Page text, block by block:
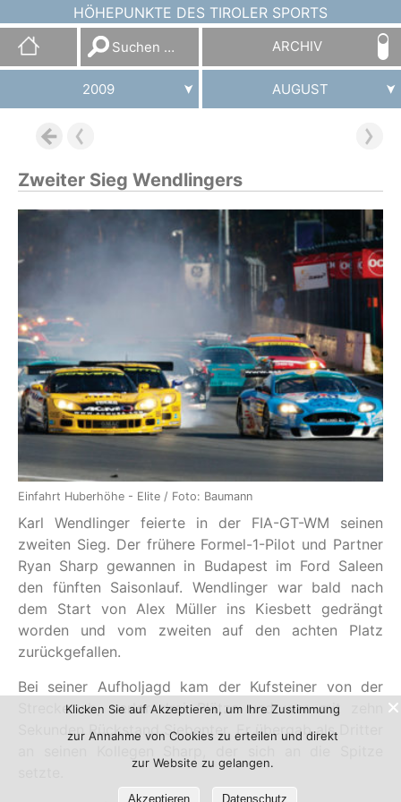
HÖHEPUNKTE DES TIROLER SPORTS
Suchen
nach:
ARCHIV
2009 AUGUST
Zweiter Sieg Wendlingers
Einfahrt Huberhöhe - Elite / Foto: Baumann
Karl Wendlinger feierte in der FIA-GT-WM seinen
zweiten Sieg. Der frühere Formel-1-Pilot und Partner
Ryan Sharp gewannen in Budapest im Ford Saleen
den fünften Saisonlauf. Wendlinger war bald nach
dem Start von Alex Müller ins Kiesbett gedrängt
worden und vom zweiten auf den achten Platz
zurückgefallen.
Bei seiner Aufholjagd kam der Kufsteiner von der
Strecke ab, verlor drei Plätze und war mit zehn
Sekunden Rückstand Siebenter. Er übergab als Dritter
Klicken Sie auf Akzeptieren, um Ihre Zustimmung
zur Annahme von Cookies zu erteilen und direkt
zur Website zu gelangen.
Akzeptieren Datenschutz